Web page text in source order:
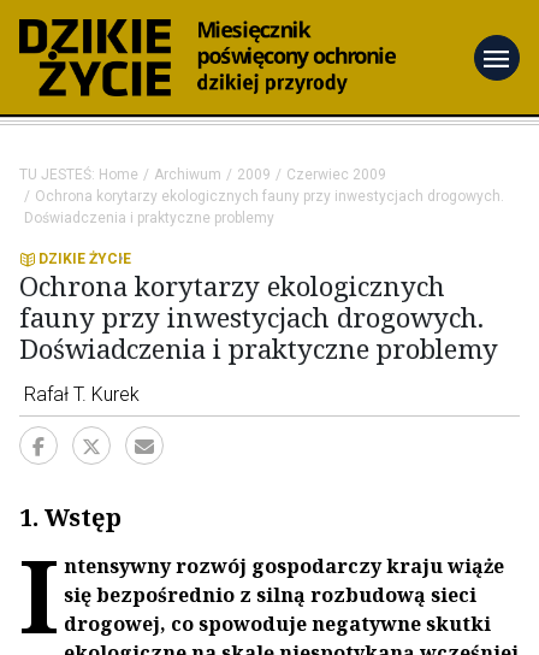
menu
TU JESTEŚ: Home Archiwum 2009
Czerwiec 2009
Ochrona korytarzy ekologicznych fauny przy inwestycjach drogowych.
Doświadczenia i praktyczne problemy
DZIKIE ŻYCIE
Ochrona korytarzy ekologicznych
fauny przy inwestycjach drogowych.
Doświadczenia i praktyczne problemy
Rafał T. Kurek
1. Wstęp
I ntensywny rozwój gospodarczy kraju wiąże
się bezpośrednio z silną rozbudową sieci
drogowej, co spowoduje negatywne skutki